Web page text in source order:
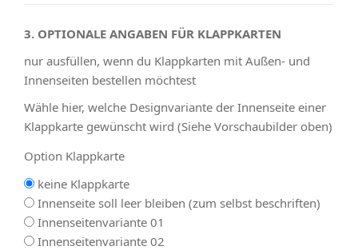
3. OPTIONALE ANGABEN FÜR KLAPPKARTEN
nur ausfüllen, wenn du Klappkarten mit Außen- und
Innenseiten bestellen möchtest
Wähle hier, welche Designvariante der Innenseite einer
Klappkarte gewünscht wird (Siehe Vorschaubilder oben)
Option Klappkarte
keine Klappkarte
Innenseite soll leer bleiben (zum selbst beschriften)
Innenseitenvariante 01
Innenseitenvariante 02